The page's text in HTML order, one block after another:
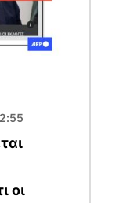
οι